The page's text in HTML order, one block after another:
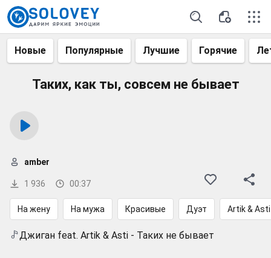
Новые Популярные Лучшие Горячие
Таких, как ты, совсем не бывает
1 936 00:37
amber
На жену На мужа Красивые Дуэт Artik & Asti
Джиган feat. Artik & Asti - Таких не бывает